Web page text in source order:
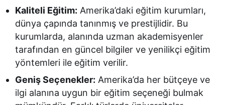
Kaliteli Eğitim: Amerika’daki eğitim kurumları,
dünya çapında tanınmış ve prestijlidir. Bu
kurumlarda, alanında uzman akademisyenler
tarafından en güncel bilgiler ve yenilikçi eğitim
yöntemleri ile eğitim verilir.
Geniş Seçenekler: Amerika’da her bütçeye ve
ilgi alanına uygun bir eğitim seçeneği bulmak